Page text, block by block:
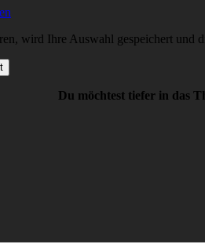
wird Ihre Auswahl gespeichert und
Du möchtest tiefer in das